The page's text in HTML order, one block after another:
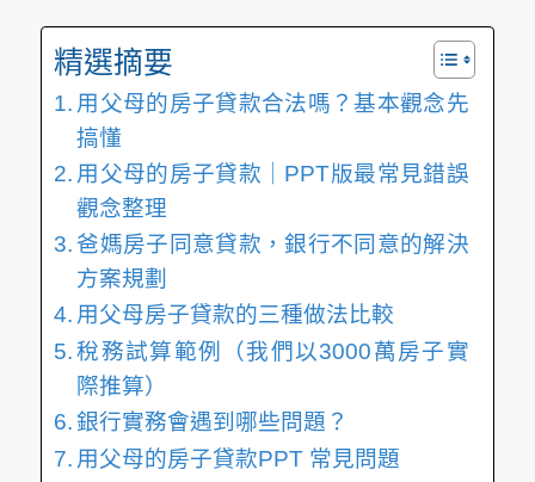
精選摘要
用父母的房子貸款合法嗎？基本觀念先
搞懂
用父母的房子貸款｜PPT版最常見錯誤
觀念整理
爸媽房子同意貸款，銀行不同意的解決
方案規劃
用父母房子貸款的三種做法比較
稅務試算範例（我們以3000萬房子實
際推算）
銀行實務會遇到哪些問題？
用父母的房子貸款PPT 常見問題